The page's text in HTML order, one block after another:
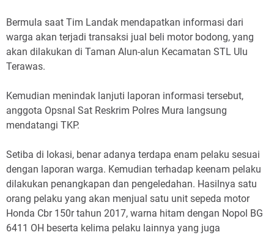
Bermula saat Tim Landak mendapatkan informasi dari
warga akan terjadi transaksi jual beli motor bodong, yang
akan dilakukan di Taman Alun-alun Kecamatan STL Ulu
Terawas.
Kemudian menindak lanjuti laporan informasi tersebut,
anggota Opsnal Sat Reskrim Polres Mura langsung
mendatangi TKP.
Setiba di lokasi, benar adanya terdapa enam pelaku sesuai
dengan laporan warga. Kemudian terhadap keenam pelaku
dilakukan penangkapan dan pengeledahan. Hasilnya satu
orang pelaku yang akan menjual satu unit sepeda motor
Honda Cbr 150r tahun 2017, warna hitam dengan Nopol BG
6411 OH beserta kelima pelaku lainnya yang juga